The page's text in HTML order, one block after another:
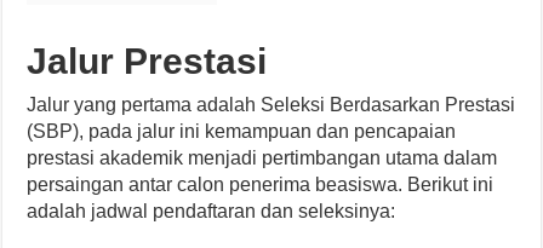
Jalur Prestasi
Jalur yang pertama adalah Seleksi Berdasarkan Prestasi
(SBP), pada jalur ini kemampuan dan pencapaian
prestasi akademik menjadi pertimbangan utama dalam
persaingan antar calon penerima beasiswa. Berikut ini
adalah jadwal pendaftaran dan seleksinya: